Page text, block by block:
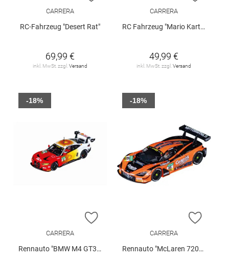
CARRERA
RC-Fahrzeug "Desert Rat"
69,99 €
inkl. MwSt. zzgl. Versand
CARRERA
RC Fahrzeug "Mario Kart™"
49,99 €
inkl. MwSt. zzgl. Versand
ZUR WUNSCHLISTE HINZUFÜGEN
CARRERA
Rennauto "BMW M4 GT3 - Schubert Motorsport", No. 31
-18%
ZUR
CARRERA
Rennauto "McLaren 720S GT3 - Dörr Motorsport", No. 85
-18%